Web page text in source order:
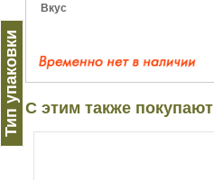
Тип упаковки
Вкус
С этим также покупают